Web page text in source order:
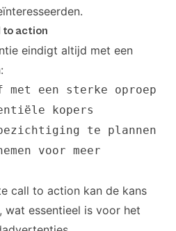
to action
eindigt altijd met een
een sterke oproep
kopers
te plannen
voor meer
call to action kan de kans
wat essentieel is voor het